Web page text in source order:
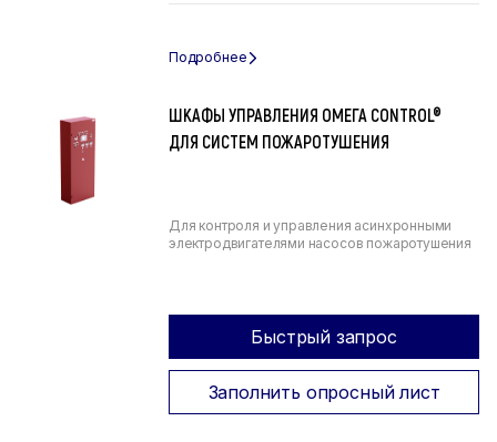
ШКАФЫ УПРАВЛЕНИЯ ОМЕГА CONTROL®
ДЛЯ СИСТЕМ ПОЖАРОТУШЕНИЯ
Для контроля и управления асинхронными
электродвигателями насосов пожаротушения
Быстрый запрос
Заполнить опросный лист